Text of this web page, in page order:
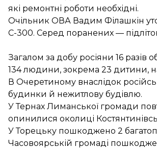
які ремонтні роботи необхідні.
Очільник ОВА Вадим Філашкін
С-300. Серед поранених —
Загалом за добу росіяни 16 разів
134 людини, зокрема 23 дитини,
В Очеретиному внаслідок
будинки й нежитлову будівлю.
У Тернах Лиманської громади
опинилися околиці
У Торецьку пошкоджено 2
Часовоярській громаді